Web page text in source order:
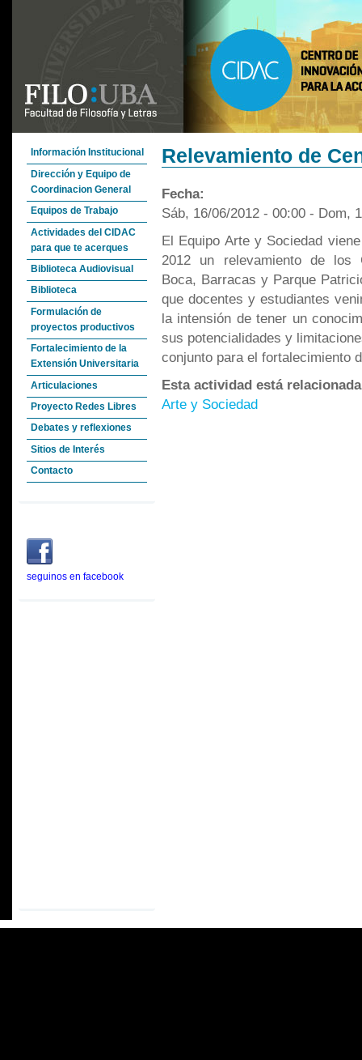
Información Institucional
Dirección y Equipo de
Coordinacion General
Equipos de Trabajo
Actividades del CIDAC
para que te acerques
Biblioteca Audiovisual
Biblioteca
Formulación de
proyectos productivos
Fortalecimiento de la
Extensión Universitaria
Articulaciones
Proyecto Redes Libres
Debates y reflexiones
Sitios de Interés
Contacto
seguinos en facebook
Relevamiento de
Fecha:
Sáb, 16/06/2012 - 00:00 - Dom,
El Equipo Arte y Sociedad
2012 un relevamiento de
Boca, Barracas y Parque
que docentes y estudiantes
la intensión de tener un
sus potencialidades y
conjunto para el fortalecimiento
Esta actividad está
Arte y Sociedad